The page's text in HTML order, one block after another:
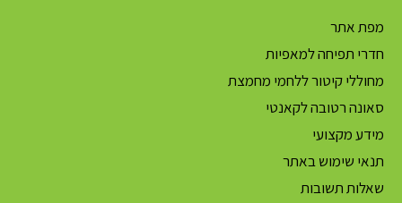
מפת אתר
חדרי תפיחה למאפיות
מחוללי קיטור ללחמי מחמצת
סאונה רטובה לקאנטי
מידע מקצועי
תנאי שימוש באתר
שאלות תשובות